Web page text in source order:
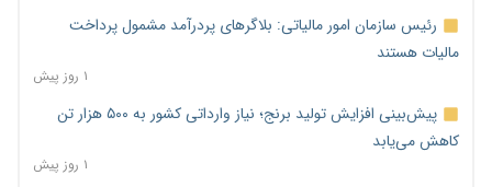
رئیس سازمان امور مالیاتی: بلاگرهای پردرآمد مشمول پرداخت
مالیات هستند
۱ روز پیش
پیش‌بینی افزایش تولید برنج؛ نیاز وارداتی کشور به ۵۰۰ هزار تن
کاهش می‌یابد
۱ روز پیش